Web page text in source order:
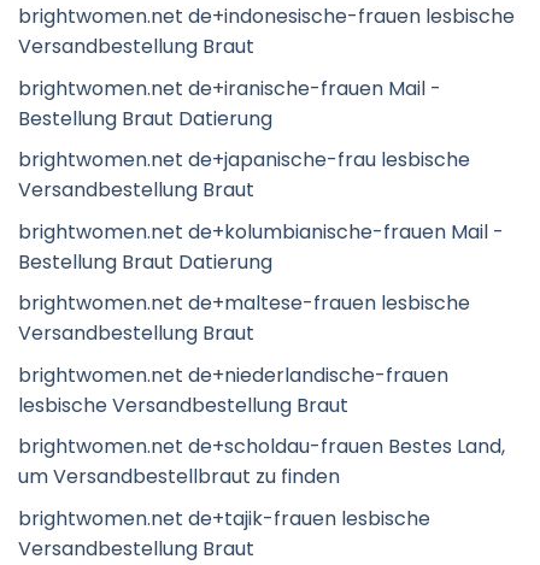
brightwomen.net de+indonesische-frauen lesbische
Versandbestellung Braut
brightwomen.net de+iranische-frauen Mail -
Bestellung Braut Datierung
brightwomen.net de+japanische-frau lesbische
Versandbestellung Braut
brightwomen.net de+kolumbianische-frauen Mail -
Bestellung Braut Datierung
brightwomen.net de+maltese-frauen lesbische
Versandbestellung Braut
brightwomen.net de+niederlandische-frauen
lesbische Versandbestellung Braut
brightwomen.net de+scholdau-frauen Bestes Land,
um Versandbestellbraut zu finden
brightwomen.net de+tajik-frauen lesbische
Versandbestellung Braut